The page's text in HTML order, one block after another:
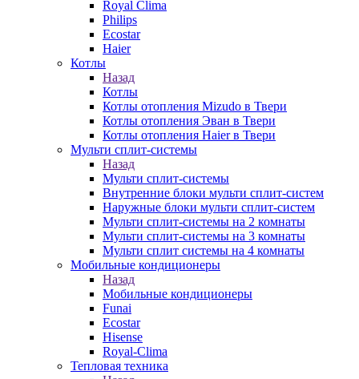
Royal Clima
Philips
Ecostar
Haier
Котлы
Назад
Котлы
Котлы отопления Mizudo в Твери
Котлы отопления Эван в Твери
Котлы отопления Haier в Твери
Мульти сплит-системы
Назад
Мульти сплит-системы
Внутренние блоки мульти сплит-систем
Наружные блоки мульти сплит-систем
Мульти сплит-системы на 2 комнаты
Мульти сплит-системы на 3 комнаты
Мульти сплит системы на 4 комнаты
Мобильные кондиционеры
Назад
Мобильные кондиционеры
Funai
Ecostar
Hisense
Royal-Clima
Тепловая техника